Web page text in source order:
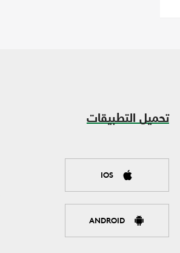
تحميل التطبيقات
IOS
ANDROID